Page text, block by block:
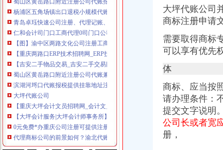
杨浦区五角场镇出口退税小规模代账整理账-上海58同城
青岛卓珏快速公司注册、代理记账、纳税申报、年度所得税汇缴、出口
仁和会计司门口工商代理0司门口公司注册0司门口代账-湖北武汉会计
【图】渝中区两路文化公司注册工商代办代账会计真账实操_重庆
【重庆两路口ERP技术招聘网_ERP技术招聘信息】-重庆智联招聘
【吉安二手物品交易_吉安二手交易网_江西吉安二手交易市场】-【7】
蜀山区黄岳路口附近注册公司代账兼职整理旧帐账找龙圣琴-会计/审
滨湖河埒口代账报税提供挂靠地址注册公司财税咨询-无锡58同城
大坪代账公司
【重庆大坪会计文员招聘网_会计文员招聘信息】-重庆智联招聘
【大坪会计服务|大坪会计师事务所】-今题大坪会计网
0元免费*办重庆公司注册可提供注册地址重庆慢牛专业服务-重庆公司
代理商标公司的前景如何？渝北代账公司电话？
【工商网上报税系统】_重庆列表网
大坪代账公司
商标注册申请
需要取得商标
可以享有优先
体
商标、应当按
请办理条件：
提交文字说明
公司长或者宽
册，